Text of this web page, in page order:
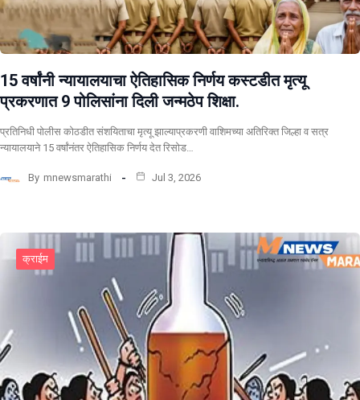
15 वर्षांनी न्यायालयाचा ऐतिहासिक निर्णय कस्टडीत मृत्यू
प्रकरणात 9 पोलिसांना दिली जन्मठेप शिक्षा.
प्रतिनिधी पोलीस कोठडीत संशयिताचा मृत्यू झाल्याप्रकरणी वाशिमच्या अतिरिक्त जिल्हा व सत्र
न्यायालयाने 15 वर्षांनंतर ऐतिहासिक निर्णय देत रिसोड…
By mnewsmarathi Jul 3, 2026
क्राईम